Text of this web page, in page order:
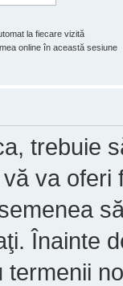
la fiecare vizită
online în această sesiune
trebuie
va oferi
Înainte